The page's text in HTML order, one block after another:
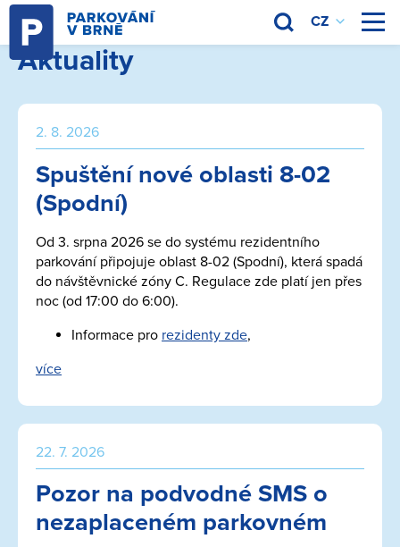
Aktuality
2. 8. 2026
Spuštění nové oblasti 8-02
(Spodní)
Od 3. srpna 2026 se do systému rezidentního
parkování připojuje oblast 8-02 (Spodní), která spadá
do návštěvnické zóny C. Regulace zde platí jen přes
noc (od 17:00 do 6:00).
Informace pro rezidenty zde,
více
22. 7. 2026
Pozor na podvodné SMS o
nezaplaceném parkovném